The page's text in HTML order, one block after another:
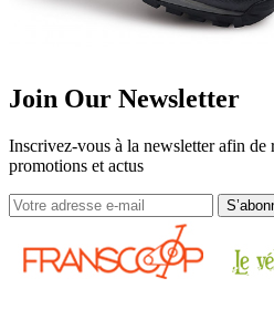
Join Our Newsletter
Inscrivez-vous à la newsletter afin de
promotions et actus